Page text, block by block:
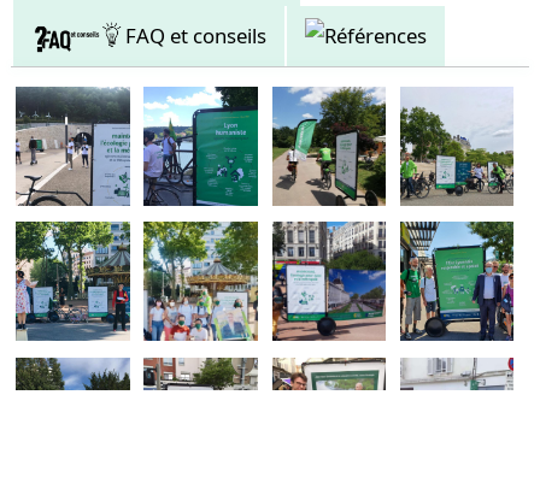
Kit d’extension en option pour configurations variées
Avantages pour les professionnels
Cette remorque est le support idéal pour les opérations d’échantillonnage, les
événements, ou toute campagne urbaine : grande visibilité, mobilité facile,
personnalisation rapide du visuel, création d’impact sur site ou en
déplacement.
Passez à l’action !
Boostez l'impact publicitaire de vos événements grâce à la Remorque
publicitaire 101 x 150 cm.
Contactez-nouspour louer ou acheter selon vos besoins et personnaliser votre
affichage.
FAQ et conseils Références